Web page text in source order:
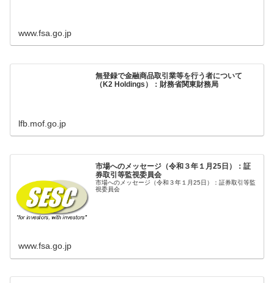
www.fsa.go.jp
無登録で金融商品取引業等を行う者について
（K2 Holdings）：財務省関東財務局
lfb.mof.go.jp
市場へのメッセージ（令和３年１月25日）：証
券取引等監視委員会
市場へのメッセージ（令和３年１月25日）：証券取引等監
視委員会
www.fsa.go.jp